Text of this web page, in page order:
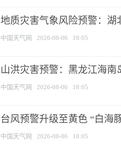
地质灾害气象风险预警：湖
中国天气网 2026-08-06 18:05
山洪灾害预警：黑龙江海
中国天气网 2026-08-06 18:05
台风预警升级至黄色 “白海
中国天气网 2026-08-06 18:05